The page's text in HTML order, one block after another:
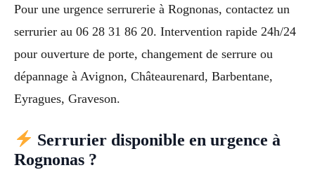
Pour une urgence serrurerie à Rognonas, contactez un
serrurier au 06 28 31 86 20. Intervention rapide 24h/24
pour ouverture de porte, changement de serrure ou
dépannage à Avignon, Châteaurenard, Barbentane,
Eyragues, Graveson.
Serrurier disponible en urgence à
Rognonas ?